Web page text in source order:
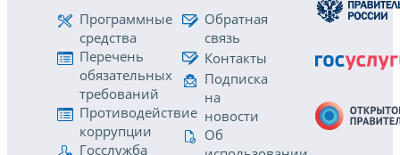
Программные
средства
Перечень
обязательных
требований
Противодействие
коррупции
Госслужба
Обратная
связь
Контакты
Подписка
на
новости
Об